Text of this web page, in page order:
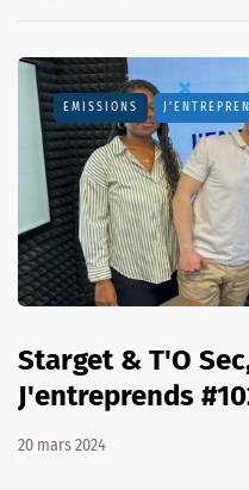
EMISSIONS
Starget & T'O
J'entreprends
20 mars 2024